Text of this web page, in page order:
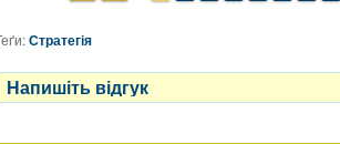
Стратегія
Напишіть відгук